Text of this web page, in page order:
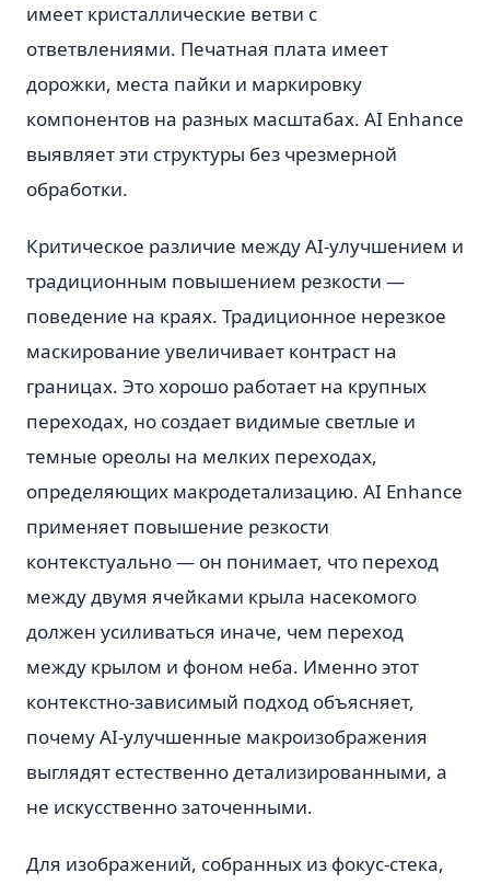
имеет кристаллические ветви с
ответвлениями. Печатная плата имеет
дорожки, места пайки и маркировку
компонентов на разных масштабах. AI Enhance
выявляет эти структуры без чрезмерной
обработки.
Критическое различие между AI-улучшением и
традиционным повышением резкости —
поведение на краях. Традиционное нерезкое
маскирование увеличивает контраст на
границах. Это хорошо работает на крупных
переходах, но создает видимые светлые и
темные ореолы на мелких переходах,
определяющих макродетализацию. AI Enhance
применяет повышение резкости
контекстуально — он понимает, что переход
между двумя ячейками крыла насекомого
должен усиливаться иначе, чем переход
между крылом и фоном неба. Именно этот
контекстно-зависимый подход объясняет,
почему AI-улучшенные макроизображения
выглядят естественно детализированными, а
не искусственно заточенными.
Для изображений, собранных из фокус-стека,